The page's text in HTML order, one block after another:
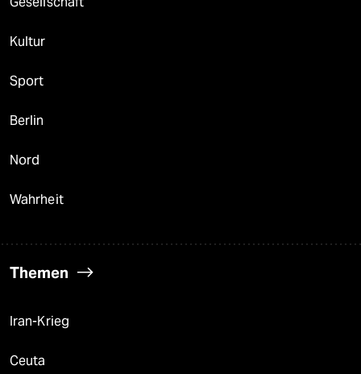
Kultur
Sport
Berlin
Nord
Wahrheit
Themen
Iran-Krieg
Ceuta